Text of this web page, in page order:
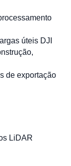
úteis DJI
de exportação
LiDAR